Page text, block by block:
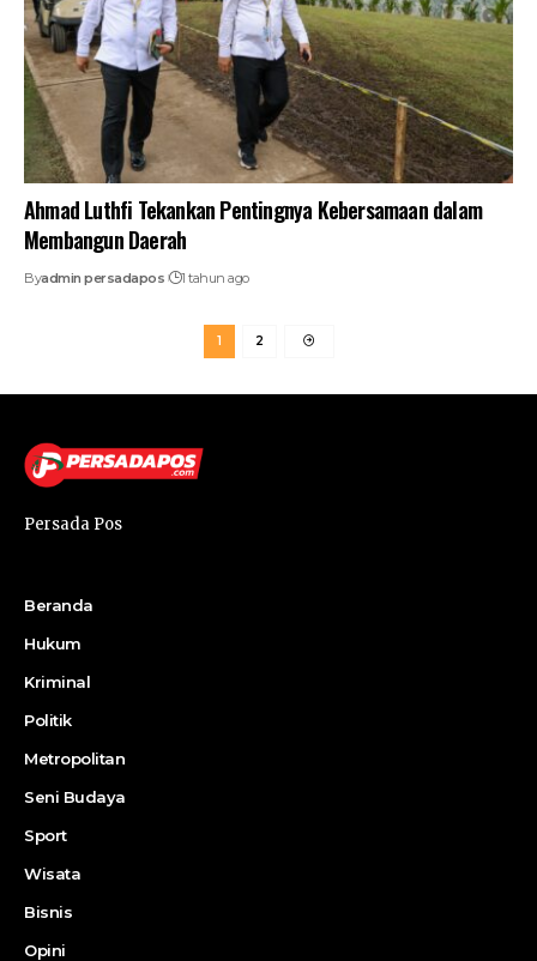
Ahmad Luthfi Tekankan Pentingnya Kebersamaan dalam
Membangun Daerah
Byadmin persadapos 1 tahun ago
1 2
Persada Pos
Beranda
Hukum
Kriminal
Politik
Metropolitan
Seni Budaya
Sport
Wisata
Bisnis
Opini